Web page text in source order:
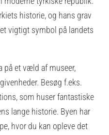
historie, og hans grav
vigtigt symbol på landets
på et væld af museer,
Besøg f.eks.
som huser fantastiske
lange historie. Byen har
hvor du kan opleve det